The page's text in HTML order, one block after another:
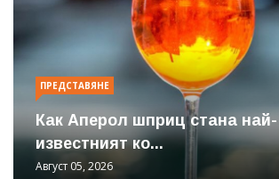
ПРЕДСТАВЯНЕ
Как Аперол шприц стана най-
известният ко...
Август 05, 2026